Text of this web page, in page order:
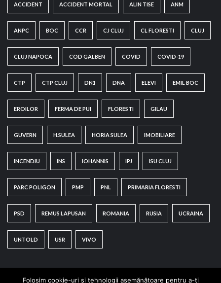
ACCIDENT ACCIDENT MORTAL ALIN TISE ANM
ANPC BOC CCR CJ CLUJ CL FLORESTI CLUJ
CLUJ NAPOCA COD GALBEN COVID COVID-19
CTP CTP CLUJ DN1 DNA ELEVI EMIL BOC
EROILOR FERMA DE PUI FLORESTI GILAU
GUVERN H.SULEA HORIA SULEA IMOBILIARE
INCENDIU INS IOHANNIS IPJ ISU CLUJ
PARC POLIGON PMP PNL PRIMARIA FLORESTI
PSD REMUS LAPUSAN ROMANIA RUSIA UCRAINA
UNTOLD USR VIVO
Folosim cookie-uri și tehnologii asemănătoare pentru a-ți